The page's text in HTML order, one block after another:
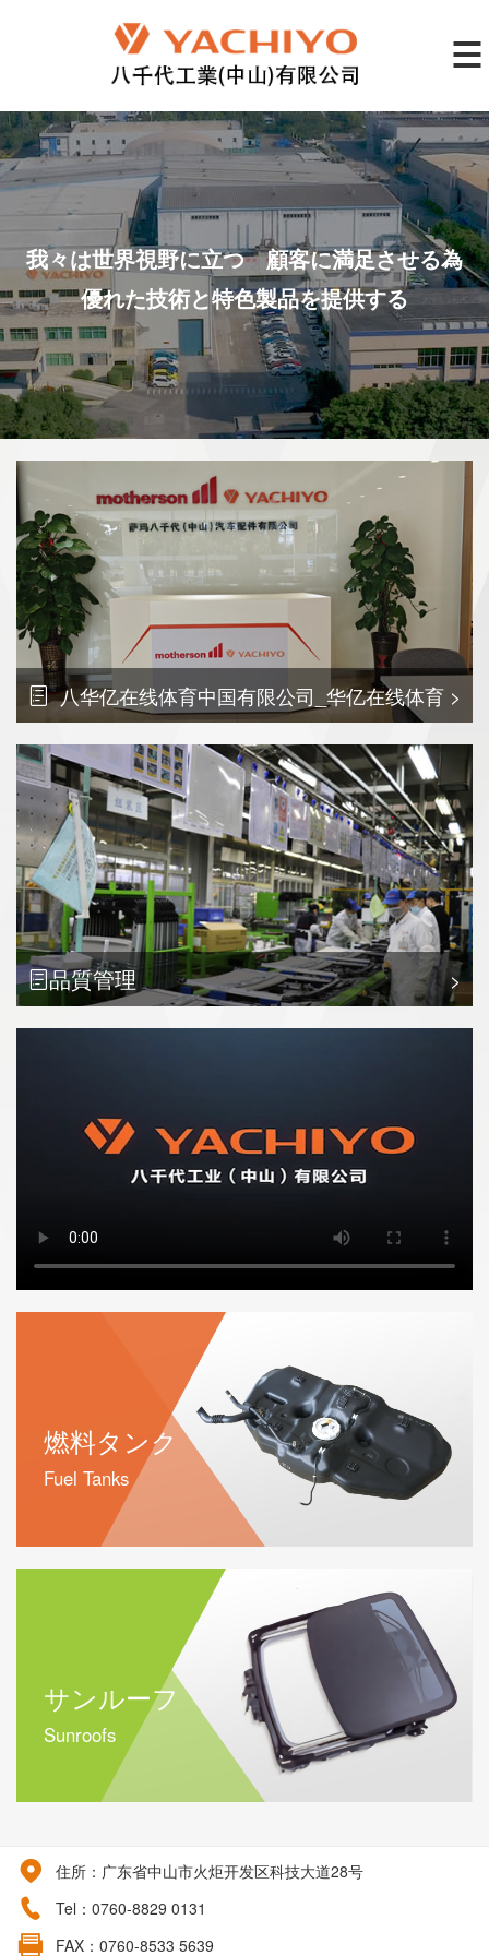
我々は世界視野に立つ 顧客に満足させる為
優れた技術と特色製品を提供する
八华亿在线体育中国有限公司_华亿在线体育
中国有限公司工業（中山）について
>
品質管理 >
燃料タンク
Fuel Tanks
サンルーフ
Sunroofs
住所：广东省中山市火炬开发区科技大道28号
Tel：0760-8829 0131
FAX：0760-8533 5639